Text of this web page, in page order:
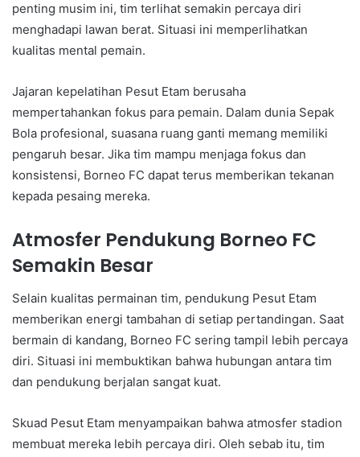
penting musim ini, tim terlihat semakin percaya diri
menghadapi lawan berat. Situasi ini memperlihatkan
kualitas mental pemain.
Jajaran kepelatihan Pesut Etam berusaha
mempertahankan fokus para pemain. Dalam dunia Sepak
Bola profesional, suasana ruang ganti memang memiliki
pengaruh besar. Jika tim mampu menjaga fokus dan
konsistensi, Borneo FC dapat terus memberikan tekanan
kepada pesaing mereka.
Atmosfer Pendukung Borneo FC
Semakin Besar
Selain kualitas permainan tim, pendukung Pesut Etam
memberikan energi tambahan di setiap pertandingan. Saat
bermain di kandang, Borneo FC sering tampil lebih percaya
diri. Situasi ini membuktikan bahwa hubungan antara tim
dan pendukung berjalan sangat kuat.
Skuad Pesut Etam menyampaikan bahwa atmosfer stadion
membuat mereka lebih percaya diri. Oleh sebab itu, tim